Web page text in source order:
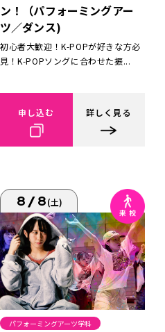
ン！（パフォーミングアー
ツ／ダンス)
初心者大歓迎！K-POPが好きな方必
見！K-POPソングに合わせた振...
申し込む 詳しく見る
8/8(土)
パフォーミングアーツ学科